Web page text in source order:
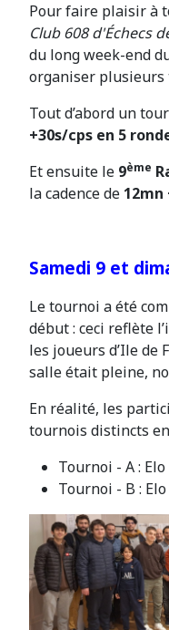
Pour faire plaisir à
Club 608 d'Échecs
du long week-end
organiser plusieurs
Tout d’abord un
+30s/cps en 5
Et ensuite le 9ème
la cadence de 12mn
Samedi 9 et
Le tournoi a été
début : ceci reflète
les joueurs d’Ile de
salle était pleine,
En réalité, les
tournois distincts
Tournoi - A :
Tournoi - B :